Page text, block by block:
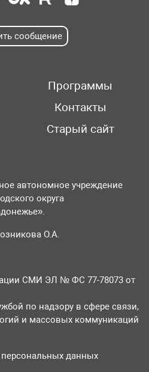
сообщение
Программы
Контакты
Старый сайт
автономное учреждение
округа
О.А.
СМИ ЭЛ № ФС 77-78073 от
по надзору в сфере связи,
и массовых коммуникаций
данных